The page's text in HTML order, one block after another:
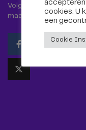
Volg Omroep Tilburg
maar ook via social
cookies. U
een
Cookie